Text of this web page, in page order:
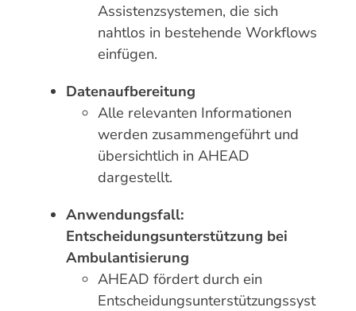
Assistenzsystemen, die sich
nahtlos in bestehende Workflows
einfügen.
Datenaufbereitung
Alle relevanten Informationen
werden zusammengeführt und
übersichtlich in AHEAD
dargestellt.
Anwendungsfall:
Entscheidungsunterstützung bei
Ambulantisierung
AHEAD fördert durch ein
Entscheidungsunterstützungssyst